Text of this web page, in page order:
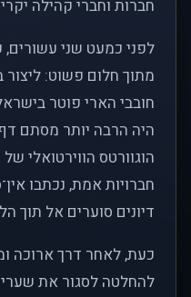
חברות וחברי קהילה
מתוך חלום פשוט:
חובבי הארי פוטר
היה הרבה יותר מסתם
הוגוורטס הווירטואלי
חברויות אמת, נכתבו
דיונים סוערים אל תוך
כעת, לאחר דרך ארוכה
להחלטה לסגור את